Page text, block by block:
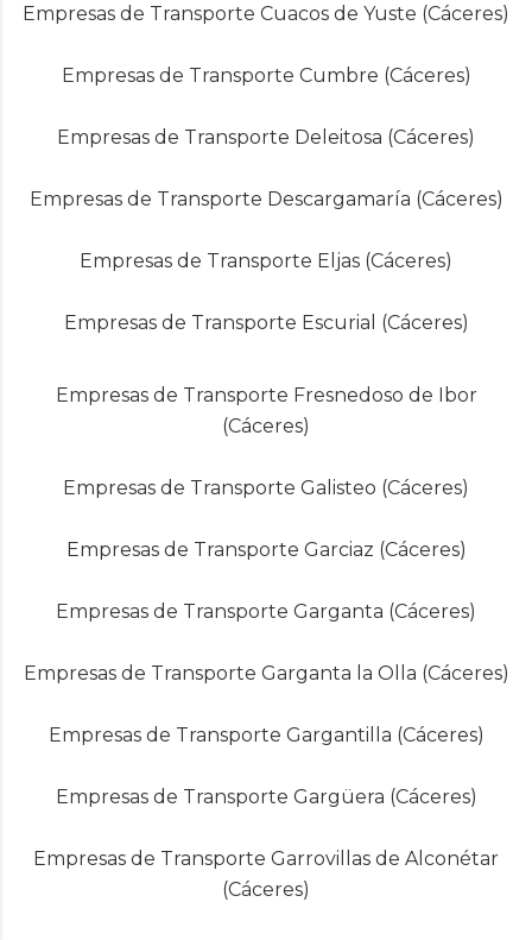
Empresas de Transporte Cuacos de Yuste (Cáceres)
Empresas de Transporte Cumbre (Cáceres)
Empresas de Transporte Deleitosa (Cáceres)
Empresas de Transporte Descargamaría (Cáceres)
Empresas de Transporte Eljas (Cáceres)
Empresas de Transporte Escurial (Cáceres)
Empresas de Transporte Fresnedoso de Ibor
(Cáceres)
Empresas de Transporte Galisteo (Cáceres)
Empresas de Transporte Garciaz (Cáceres)
Empresas de Transporte Garganta (Cáceres)
Empresas de Transporte Garganta la Olla (Cáceres)
Empresas de Transporte Gargantilla (Cáceres)
Empresas de Transporte Gargüera (Cáceres)
Empresas de Transporte Garrovillas de Alconétar
(Cáceres)